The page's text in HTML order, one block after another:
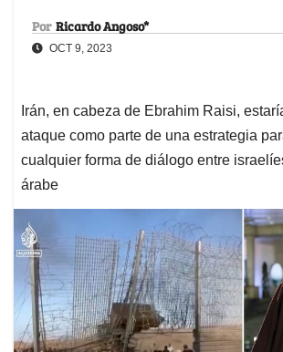
Por Ricardo Angoso*
OCT 9, 2023
Irán, en cabeza de Ebrahim Raisi,
ataque como parte de una estrategia
cualquier forma de diálogo entre
árabe